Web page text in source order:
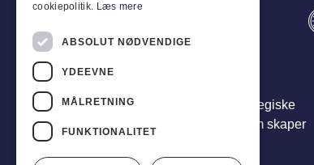
Vi er mer enn leverandører – vi er din strategiske
partner. Vi leverer helhetlige løsninger som skaper
reell verdi for virksomheten din.
cookiepolitik. Læs mere
ABSOLUT NØDVENDIGE
YDEEVNE
MÅLRETNING
FUNKTIONALITET